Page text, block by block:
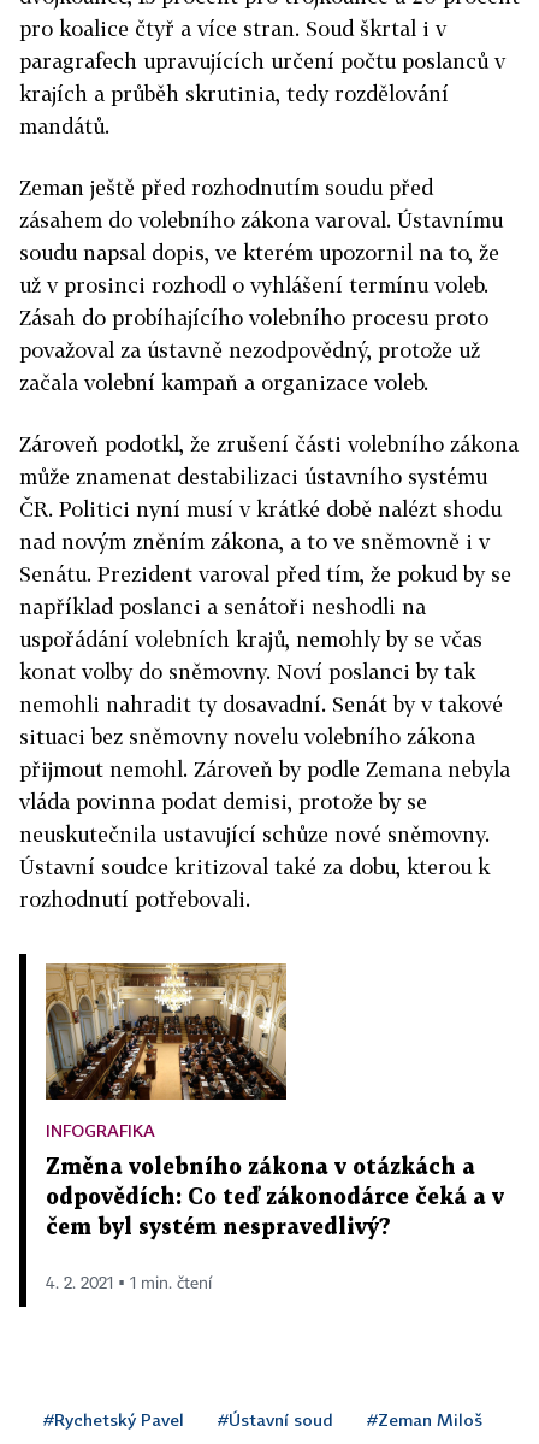
pro koalice čtyř a více stran. Soud škrtal i v
paragrafech upravujících určení počtu poslanců v
krajích a průběh skrutinia, tedy rozdělování
mandátů.
Zeman ještě před rozhodnutím soudu před
zásahem do volebního zákona varoval. Ústavnímu
soudu napsal dopis, ve kterém upozornil na to, že
už v prosinci rozhodl o vyhlášení termínu voleb.
Zásah do probíhajícího volebního procesu proto
považoval za ústavně nezodpovědný, protože už
začala volební kampaň a organizace voleb.
Zároveň podotkl, že zrušení části volebního zákona
může znamenat destabilizaci ústavního systému
ČR. Politici nyní musí v krátké době nalézt shodu
nad novým zněním zákona, a to ve sněmovně i v
Senátu. Prezident varoval před tím, že pokud by se
například poslanci a senátoři neshodli na
uspořádání volebních krajů, nemohly by se včas
konat volby do sněmovny. Noví poslanci by tak
nemohli nahradit ty dosavadní. Senát by v takové
situaci bez sněmovny novelu volebního zákona
přijmout nemohl. Zároveň by podle Zemana nebyla
vláda povinna podat demisi, protože by se
neuskutečnila ustavující schůze nové sněmovny.
Ústavní soudce kritizoval také za dobu, kterou k
rozhodnutí potřebovali.
INFOGRAFIKA
Změna volebního zákona v otázkách a
odpovědích: Co teď zákonodárce čeká a v
čem byl systém nespravedlivý?
4. 2. 2021 ▪ 1 min. čtení
#Rychetský Pavel #Ústavní soud #Zeman Miloš